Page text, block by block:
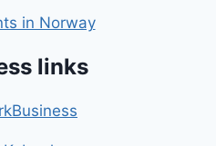
in Norway
links